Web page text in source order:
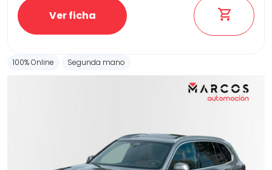
Ver ficha
100% Online Segunda mano